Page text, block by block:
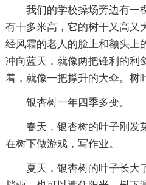
我们的学校操场旁边有一
有十多米高，它的树干又高又
经风霜的老人的脸上和额头上
冲向蓝天，就像两把锋利的利
着，就像一把撑升的大伞。树
银杏树一年四季多变。
春天，银杏树的叶子刚发
在树下做游戏，写作业。
夏天，银杏树的叶子长大